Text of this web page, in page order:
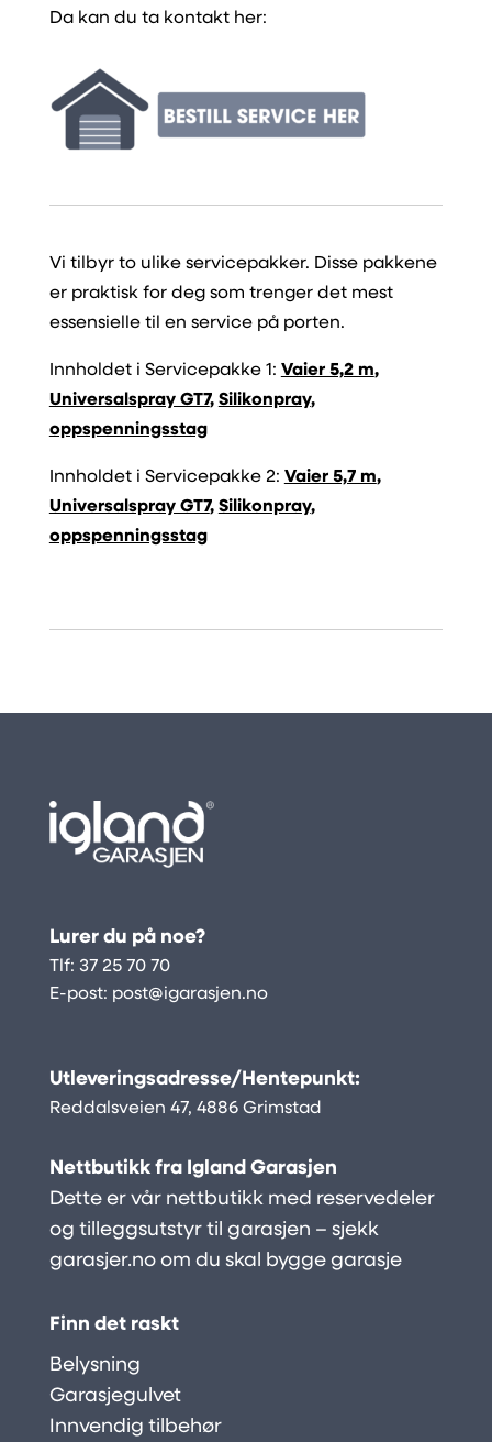
Da kan du ta kontakt her:
Vi tilbyr to ulike servicepakker. Disse pakkene
er praktisk for deg som trenger det mest
essensielle til en service på porten.
Innholdet i Servicepakke 1: Vaier 5,2 m,
Universalspray GT7, Silikonpray,
oppspenningsstag
Innholdet i Servicepakke 2: Vaier 5,7 m,
Universalspray GT7, Silikonpray,
oppspenningsstag
Lurer du på noe?
Tlf: 37 25 70 70
E-post: post@igarasjen.no
Utleveringsadresse/Hentepunkt:
Reddalsveien 47, 4886 Grimstad
Nettbutikk fra Igland Garasjen
Dette er vår nettbutikk med reservedeler
og tilleggsutstyr til garasjen – sjekk
garasjer.noom du skal bygge garasje
Finn det raskt
Belysning
Garasjegulvet
Innvendig tilbehør